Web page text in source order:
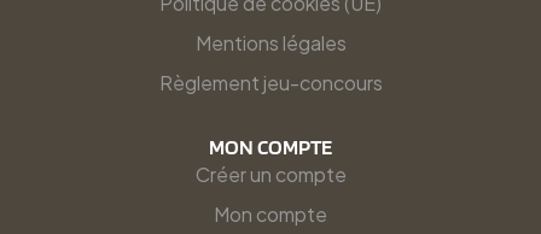
Mentions légales
Règlement jeu-concours
MON COMPTE
Créer un compte
Mon compte